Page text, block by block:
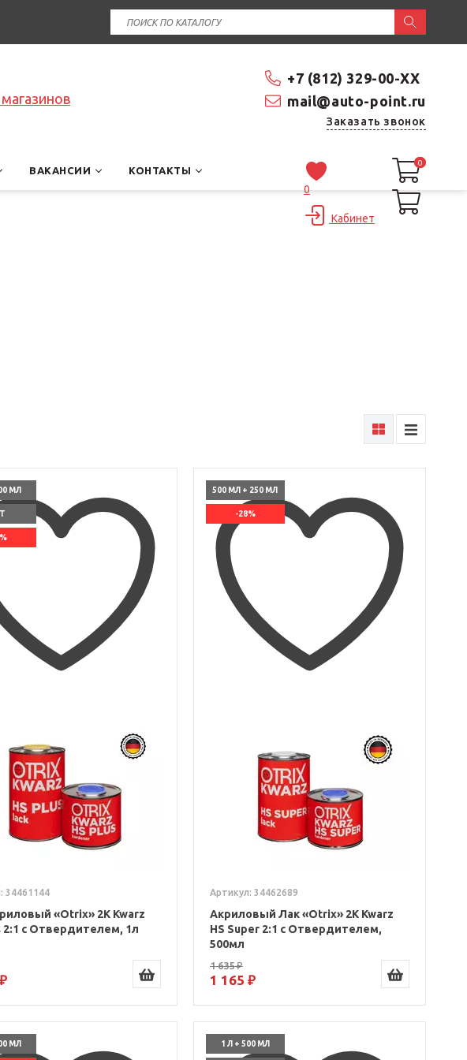
+7 (812) 329-00-XX
mail@auto-point.ru
Заказать звонок
ВАКАНСИИ КОНТАКТЫ
0
Кабинет
0
0
МЛ
34461144
«Otrix» 2К Kwarz
2:1 с Отвердителем, 1л
500 МЛ + 250 МЛ
-28%
Артикул: 34462689
Акриловый Лак «Otrix» 2К Kwarz
HS Super 2:1 с Отвердителем,
500мл
1 635 ₽
1 165 ₽
МЛ 1 Л + 500 МЛ